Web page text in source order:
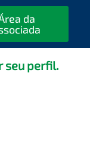
da
seu perfil.